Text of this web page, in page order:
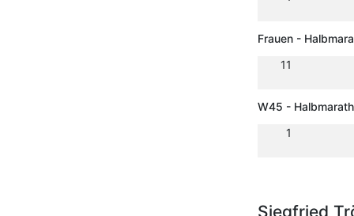
Frauen -
11
W45 -
1
Siegfried